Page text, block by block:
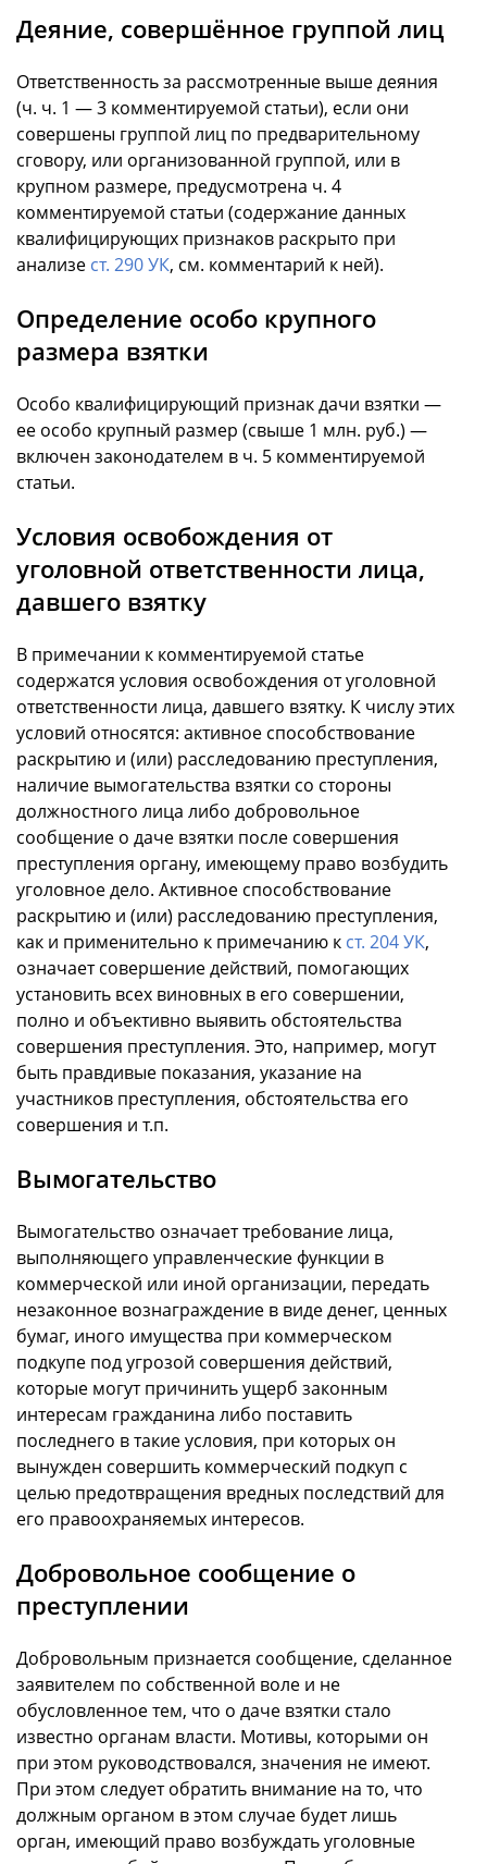
Деяние, совершённое группой лиц
Ответственность за рассмотренные выше деяния
(ч. ч. 1 — 3 комментируемой статьи), если они
совершены группой лиц по предварительному
сговору, или организованной группой, или в
крупном размере, предусмотрена ч. 4
комментируемой статьи (содержание данных
квалифицирующих признаков раскрыто при
анализе ст. 290 УК, см. комментарий к ней).
Определение особо крупного
размера взятки
Особо квалифицирующий признак дачи взятки —
ее особо крупный размер (свыше 1 млн. руб.) —
включен законодателем в ч. 5 комментируемой
статьи.
Условия освобождения от
уголовной ответственности лица,
давшего взятку
В примечании к комментируемой статье
содержатся условия освобождения от уголовной
ответственности лица, давшего взятку. К числу этих
условий относятся: активное способствование
раскрытию и (или) расследованию преступления,
наличие вымогательства взятки со стороны
должностного лица либо добровольное
сообщение о даче взятки после совершения
преступления органу, имеющему право возбудить
уголовное дело. Активное способствование
раскрытию и (или) расследованию преступления,
как и применительно к примечанию к ст. 204 УК,
означает совершение действий, помогающих
установить всех виновных в его совершении,
полно и объективно выявить обстоятельства
совершения преступления. Это, например, могут
быть правдивые показания, указание на
участников преступления, обстоятельства его
совершения и т.п.
Вымогательство
Вымогательство означает требование лица,
выполняющего управленческие функции в
коммерческой или иной организации, передать
незаконное вознаграждение в виде денег, ценных
бумаг, иного имущества при коммерческом
подкупе под угрозой совершения действий,
которые могут причинить ущерб законным
интересам гражданина либо поставить
последнего в такие условия, при которых он
вынужден совершить коммерческий подкуп с
целью предотвращения вредных последствий для
его правоохраняемых интересов.
Добровольное сообщение о
преступлении
Добровольным признается сообщение, сделанное
заявителем по собственной воле и не
обусловленное тем, что о даче взятки стало
известно органам власти. Мотивы, которыми он
при этом руководствовался, значения не имеют.
При этом следует обратить внимание на то, что
должным органом в этом случае будет лишь
орган, имеющий право возбуждать уголовные